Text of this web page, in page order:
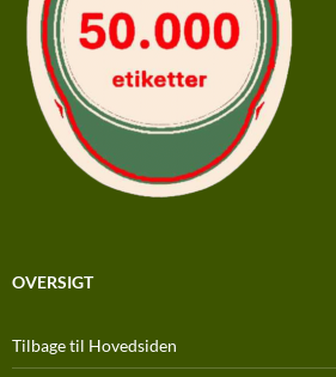
OVERSIGT
Tilbage til Hovedsiden